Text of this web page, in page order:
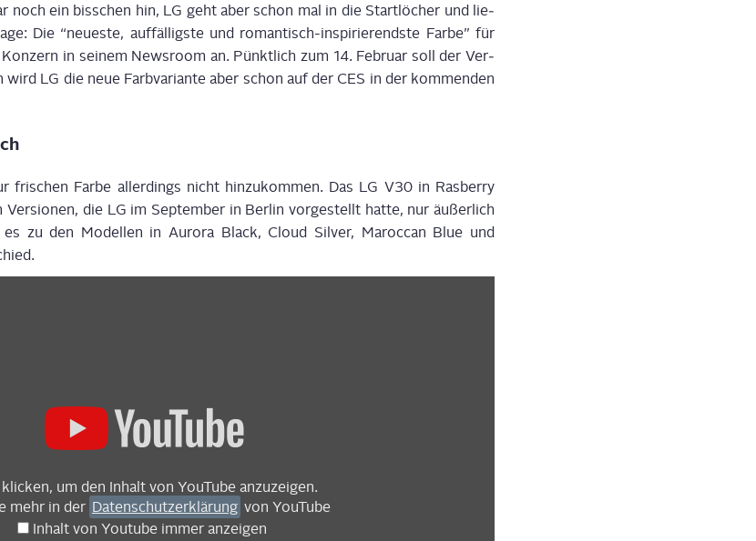
noch ein biss­chen hin, LG geht aber schon mal in die Start­lö­cher und lie­
Die “neu­es­te, auf­fäl­ligs­te und roman­tisch-inspi­rie­rends­te Far­be” für
in sei­nem News­room an. Pünkt­lich zum 14. Febru­ar soll der Ver­
LG die neue Farb­va­ri­an­te aber schon auf der CES in der kom­men­den
fri­schen Far­be aller­dings nicht hin­zu­kom­men. Das LG V30 in Rasber­ry
Ver­sio­nen, die LG im Sep­tem­ber in Ber­lin vor­ge­stellt hat­te, nur äußer­lich
es zu den Model­len in Auro­ra Black, Cloud Sil­ver, Maroc­can Blue und
um den Inhalt von You­Tube anzuzeigen.
mehr in der Daten­schutz­er­klä­rung von YouTube
Inhalt von You­tube immer anzeigen